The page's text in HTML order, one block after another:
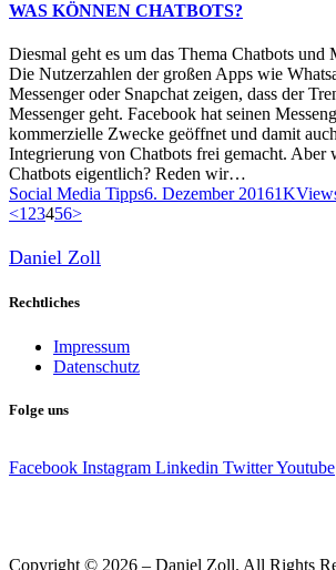
WAS KÖNNEN CHATBOTS?
Diesmal geht es um das Thema Chatbots und
Die Nutzerzahlen der großen Apps wie
Messenger oder Snapchat zeigen, dass der
Messenger geht. Facebook hat seinen
kommerzielle Zwecke geöffnet und damit
Integrierung von Chatbots frei gemacht. Aber
Chatbots eigentlich? Reden wir…
Social Media Tipps6. Dezember 20161K
Seitennummerierung
der
<Page
1 Page
2Page
3Page
4Page
5Page
6>
Daniel Zoll
Rechtliches
Impressum
Datenschutz
Folge uns
Facebook Instagram Linkedin TwitterYoutube
Copyright © 2026 – Daniel Zoll. All Rights